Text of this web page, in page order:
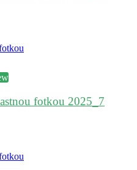
fotkou 2025_7